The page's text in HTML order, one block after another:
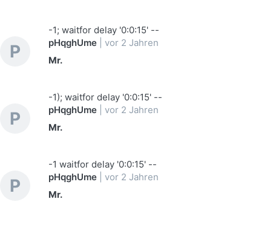
-1; waitfor delay '0:0:15' --
P pHqghUme
vor 2 Jahren
Mr.
-1); waitfor delay '0:0:15' --
P pHqghUme
vor 2 Jahren
Mr.
-1 waitfor delay '0:0:15' --
P pHqghUme
vor 2 Jahren
Mr.